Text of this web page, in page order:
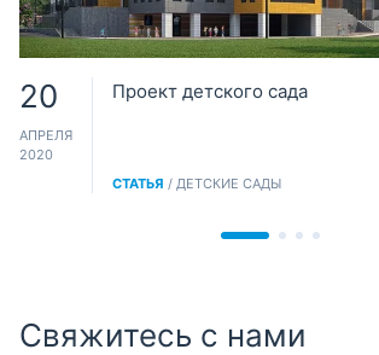
20
АПРЕЛЯ
2020
Проект детского сада
СТАТЬЯ / ДЕТСКИЕ САДЫ
Свяжитесь с нами